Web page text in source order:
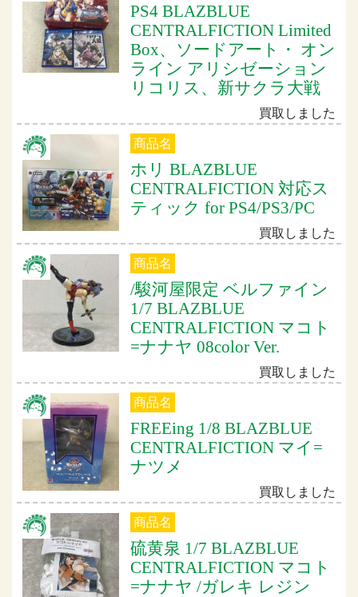
PS4 BLAZBLUE
CENTRALFICTION Limited
Box、ソードアート・ オン
ライン アリシゼーション
リコリス、新サクラ大戦
買取しました
商品名
ホリ BLAZBLUE
CENTRALFICTION 対応ス
ティック for PS4/PS3/PC
買取しました
商品名
/駿河屋限定 ベルファイン
1/7 BLAZBLUE
CENTRALFICTION マコト
=ナナヤ 08color Ver.
買取しました
商品名
FREEing 1/8 BLAZBLUE
CENTRALFICTION マイ=
ナツメ
買取しました
商品名
硫黄泉 1/7 BLAZBLUE
CENTRALFICTION マコト
=ナナヤ /ガレキ レジン